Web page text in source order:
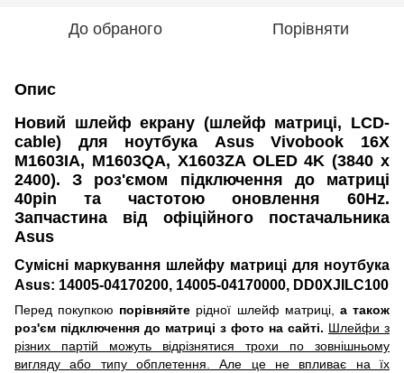
До обраного Порівняти
Опис
Новий шлейф екрану (шлейф матриці, LCD-
cable) для ноутбука Asus Vivobook 16X
M1603IA, M1603QA, X1603ZA OLED 4K (3840 x
2400). З роз'ємом підключення до матриці
40pin та частотою оновлення 60Hz.
Запчастина від офіційного постачальника
Asus
Сумісні маркування шлейфу матриці для ноутбука
Asus: 14005-04170200, 14005-04170000, DD0XJILC100
Перед покупкою порівняйте рідної шлейф матриці, а також
роз'єм підключення до матриці з фото на сайті. Шлейфи з
різних партій можуть відрізнятися трохи по зовнішньому
вигляду або типу обплетення. Але це не впливає на їх